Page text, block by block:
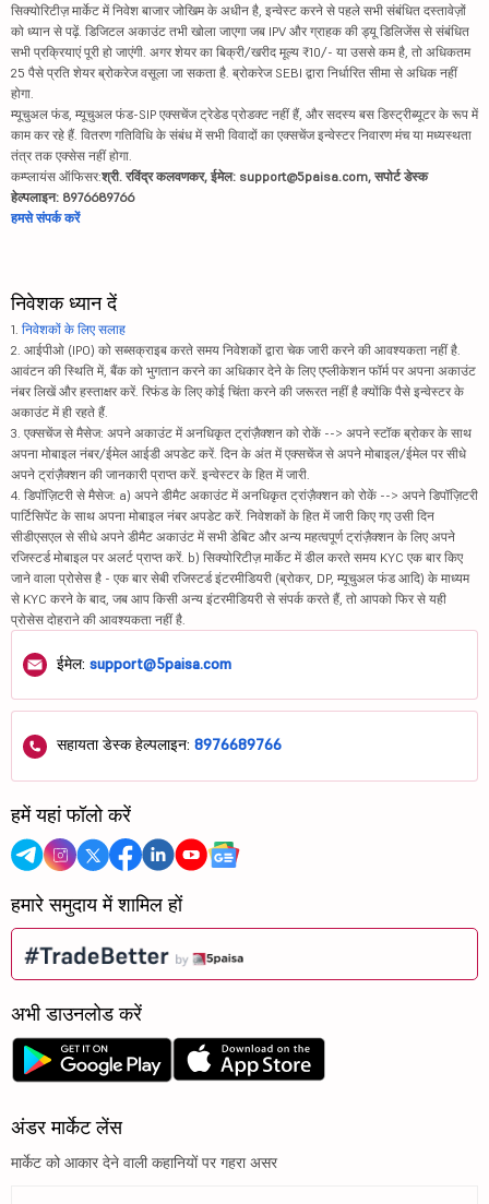
सिक्योरिटीज़ मार्केट में निवेश बाजार जोखिम के अधीन है, इन्वेस्ट करने से पहले सभी संबंधित दस्तावेज़ों
को ध्यान से पढ़ें. डिजिटल अकाउंट तभी खोला जाएगा जब IPV और ग्राहक की ड्यू डिलिजेंस से संबंधित
सभी प्रक्रियाएं पूरी हो जाएंगी. अगर शेयर का बिक्री/खरीद मूल्य ₹10/- या उससे कम है, तो अधिकतम
25 पैसे प्रति शेयर ब्रोकरेज वसूला जा सकता है. ब्रोकरेज SEBI द्वारा निर्धारित सीमा से अधिक नहीं
होगा.
म्यूचुअल फंड, म्यूचुअल फंड-SIP एक्सचेंज ट्रेडेड प्रोडक्ट नहीं हैं, और सदस्य बस डिस्ट्रीब्यूटर के रूप में
काम कर रहे हैं. वितरण गतिविधि के संबंध में सभी विवादों का एक्सचेंज इन्वेस्टर निवारण मंच या मध्यस्थता
तंत्र तक एक्सेस नहीं होगा.
कम्प्लायंस ऑफिसर:श्री. रविंद्र कलवणकर, ईमेल: support@5paisa.com, सपोर्ट डेस्क
हेल्पलाइन: 8976689766
हमसे संपर्क करें
निवेशक ध्यान दें
1. निवेशकों के लिए सलाह
2. आईपीओ (IPO) को सब्सक्राइब करते समय निवेशकों द्वारा चेक जारी करने की आवश्यकता नहीं है.
आवंटन की स्थिति में, बैंक को भुगतान करने का अधिकार देने के लिए एप्लीकेशन फॉर्म पर अपना अकाउंट
नंबर लिखें और हस्ताक्षर करें. रिफंड के लिए कोई चिंता करने की जरूरत नहीं है क्योंकि पैसे इन्वेस्टर के
अकाउंट में ही रहते हैं.
3. एक्सचेंज से मैसेज: अपने अकाउंट में अनधिकृत ट्रांज़ैक्शन को रोकें --> अपने स्टॉक ब्रोकर के साथ
अपना मोबाइल नंबर/ईमेल आईडी अपडेट करें. दिन के अंत में एक्सचेंज से अपने मोबाइल/ईमेल पर सीधे
अपने ट्रांज़ैक्शन की जानकारी प्राप्त करें. इन्वेस्टर के हित में जारी.
4. डिपॉज़िटरी से मैसेज: a) अपने डीमैट अकाउंट में अनधिकृत ट्रांज़ैक्शन को रोकें --> अपने डिपॉज़िटरी
पार्टिसिपेंट के साथ अपना मोबाइल नंबर अपडेट करें. निवेशकों के हित में जारी किए गए उसी दिन
सीडीएसएल से सीधे अपने डीमैट अकाउंट में सभी डेबिट और अन्य महत्वपूर्ण ट्रांज़ैक्शन के लिए अपने
रजिस्टर्ड मोबाइल पर अलर्ट प्राप्त करें. b) सिक्योरिटीज़ मार्केट में डील करते समय KYC एक बार किए
जाने वाला प्रोसेस है - एक बार सेबी रजिस्टर्ड इंटरमीडियरी (ब्रोकर, DP, म्यूचुअल फंड आदि) के माध्यम
से KYC करने के बाद, जब आप किसी अन्य इंटरमीडियरी से संपर्क करते हैं, तो आपको फिर से यही
प्रोसेस दोहराने की आवश्यकता नहीं है.
ईमेल: support@5paisa.com
सहायता डेस्क हेल्पलाइन: 8976689766
हमें यहां फॉलो करें
हमारे समुदाय में शामिल हों
अभी डाउनलोड करें
अंडर मार्केट लेंस
मार्केट को आकार देने वाली कहानियों पर गहरा असर